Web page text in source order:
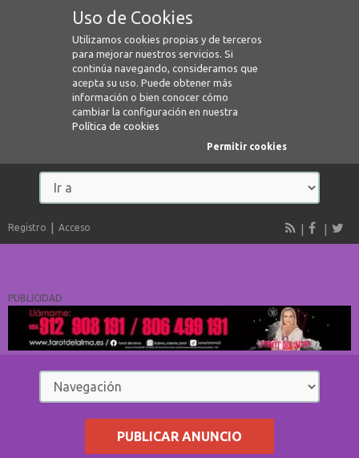
Uso de Cookies
Utilizamos cookies propias y de terceros
para mejorar nuestros servicios. Si
continúa navegando, consideramos que
acepta su uso. Puede obtener más
información o bien conocer cómo
cambiar la configuración en nuestra
Política de cookies
Permitir cookies
Registro Acceso
PUBLICIDAD
PUBLICAR ANUNCIO